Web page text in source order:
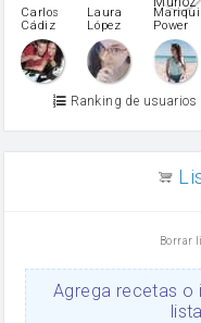
pimiento verde
miel
vino blanco
Azúcar glass
Azúcar moreno
Zumo de limón
Ajos
salsa de soja
Carlos
Cádiz
Laura
López
Martínez
Power
Ranking de usuarios
Borrar
Agrega recetas o